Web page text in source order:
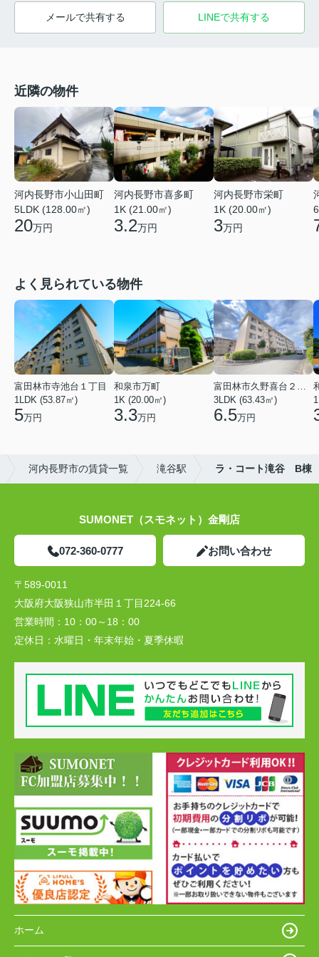
メールで共有する LINEで共有する
近隣の物件
河内長野市小山田町
5LDK (128.00㎡)
20万円
河内長野市喜多町
1K (21.00㎡)
3.2万円
河内長野市栄町
1K (20.00㎡)
3万円
よく見られている物件
富田林市寺池台１丁目
1LDK (53.87㎡)
5万円
和泉市万町
1K (20.00㎡)
3.3万円
富田林市久野喜台２丁目
3LDK (63.43㎡)
6.5万円
河内長野市の賃貸一覧 滝谷駅 ラ・コート滝谷 B棟
SUMONET（スモネット）金剛店
072-360-0777 お問い合わせ
〒589-0011
大阪府大阪狭山市半田１丁目224-66
営業時間： 10：00～18：00
定休日： 水曜日・年末年始・夏季休暇
ホーム